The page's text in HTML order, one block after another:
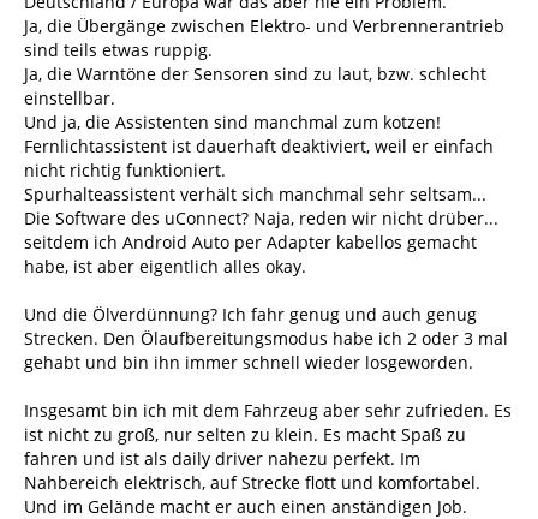
Ja, die Übergänge zwischen Elektro- und Verbrennerantrieb
sind teils etwas ruppig.
Ja, die Warntöne der Sensoren sind zu laut, bzw. schlecht
einstellbar.
Und ja, die Assistenten sind manchmal zum kotzen!
Fernlichtassistent ist dauerhaft deaktiviert, weil er einfach
nicht richtig funktioniert.
Spurhalteassistent verhält sich manchmal sehr seltsam...
Die Software des uConnect? Naja, reden wir nicht drüber...
seitdem ich Android Auto per Adapter kabellos gemacht
habe, ist aber eigentlich alles okay.
Und die Ölverdünnung? Ich fahr genug und auch genug
Strecken. Den Ölaufbereitungsmodus habe ich 2 oder 3 mal
gehabt und bin ihn immer schnell wieder losgeworden.
Insgesamt bin ich mit dem Fahrzeug aber sehr zufrieden. Es
ist nicht zu groß, nur selten zu klein. Es macht Spaß zu
fahren und ist als daily driver nahezu perfekt. Im
Nahbereich elektrisch, auf Strecke flott und komfortabel.
Und im Gelände macht er auch einen anständigen Job.